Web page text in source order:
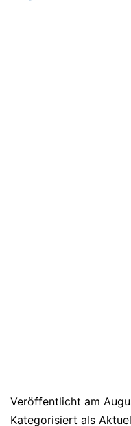
Veröffentlicht am
Kategorisiert als